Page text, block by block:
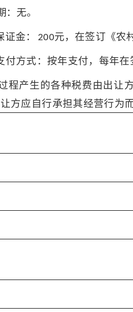
：无。
金： 200元，在签订《农
付方式：按年支付，每年
程产生的各种税费由出让
方应自行承担其经营行为